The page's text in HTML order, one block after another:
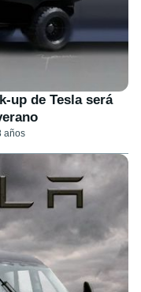
up de Tesla será
años